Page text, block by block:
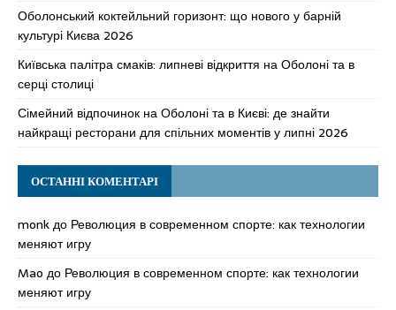
Оболонський коктейльний горизонт: що нового у барній
культурі Києва 2026
Київська палітра смаків: липневі відкриття на Оболоні та в
серці столиці
Сімейний відпочинок на Оболоні та в Києві: де знайти
найкращі ресторани для спільних моментів у липні 2026
ОСТАННІ КОМЕНТАРІ
monkдо Революция в современном спорте: как технологии
меняют игру
Mao до Революция в современном спорте: как технологии
меняют игру